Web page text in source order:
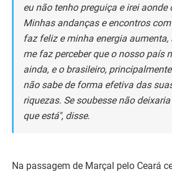
eu não tenho preguiça e irei aonde
Minhas andanças e encontros
faz feliz e minha energia aumenta,
me faz perceber que o nosso país
ainda, e o brasileiro,
não sabe de forma efetiva das
riquezas. Se soubesse não
que está", disse.
Na passagem de Marçal pelo Ceará